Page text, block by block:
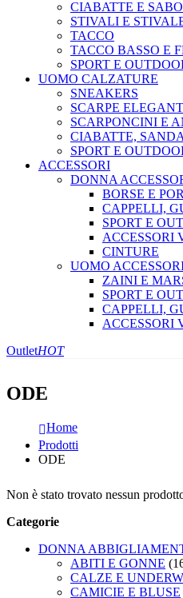
CIABATTE E
STIVALI E
TACCO
TACCO BASSO E
SPORT E
UOMO CALZATURE
SNEAKERS
SCARPE
SCARPONCINI E
CIABATTE,
SPORT E
ACCESSORI
DONNA
BORSE E
CAPPELLI,
SPORT E
ACCESSORI
CINTURE
UOMO
ZAINI E
SPORT E
CAPPELLI,
ACCESSORI
OutletHOT
ODE
Home
Prodotti
ODE
Non è stato trovato nessun
Categorie
DONNA
ABITI E GONNE
CALZE E
CAMICIE E BLUSE